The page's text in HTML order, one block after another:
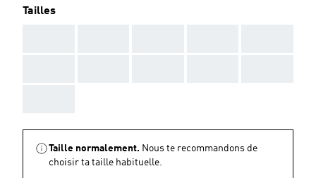
Tailles
Taille normalement. Nous te recommandons de
choisir ta taille habituelle.